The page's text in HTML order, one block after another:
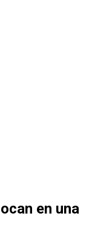
en una